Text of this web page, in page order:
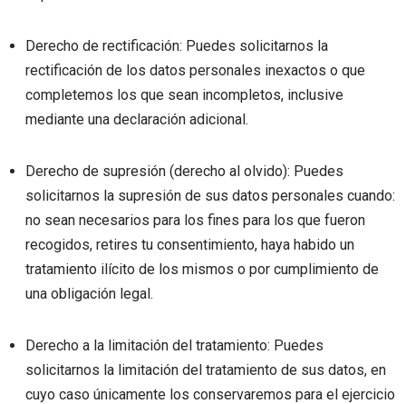
Derecho de rectificación: Puedes solicitarnos la
rectificación de los datos personales inexactos o que
completemos los que sean incompletos, inclusive
mediante una declaración adicional.
Derecho de supresión (derecho al olvido): Puedes
solicitarnos la supresión de sus datos personales cuando:
no sean necesarios para los fines para los que fueron
recogidos, retires tu consentimiento, haya habido un
tratamiento ilícito de los mismos o por cumplimiento de
una obligación legal.
Derecho a la limitación del tratamiento: Puedes
solicitarnos la limitación del tratamiento de sus datos, en
cuyo caso únicamente los conservaremos para el ejercicio